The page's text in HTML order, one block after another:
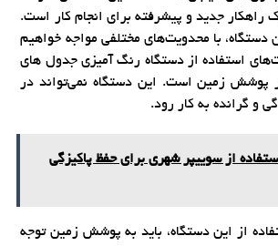
راهکار جدید و پیشرفته برای انجام کار است.
دستگاه، با محدویت‌های مختلفی مواجه خواهیم
استفاده از دستگاه رنگ آمیزی جدول های
پوشش زمین است. این دستگاه نمی‌تواند در
و گرانده به کار رود.
استفاده از سوییپر شهری برای حفظ پاکیزگی
از این دستگاه، باید به پوشش زمین توجه